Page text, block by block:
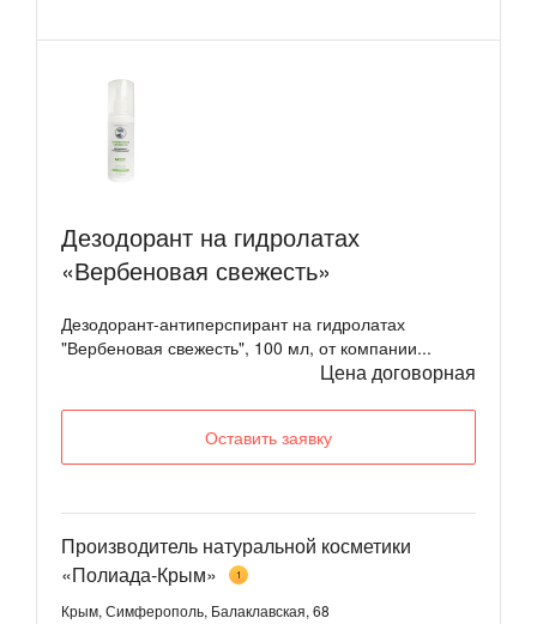
Дезодорант на гидролатах
«Вербеновая свежесть»
Дезодорант-антиперспирант на гидролатах
"Вербеновая свежесть", 100 мл, от компании...
Цена договорная
Оставить заявку
Производитель натуральной косметики
«Полиада-Крым»
1
Крым, Симферополь, Балаклавская, 68